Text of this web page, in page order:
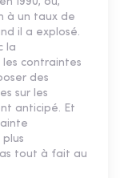
à un taux de
il a explosé.
la
contraintes
des
sur les
anticipé. Et
tout à fait au